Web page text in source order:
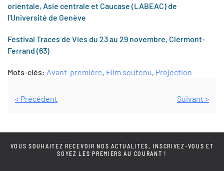
orientale, Asie centrale et Caucase (LABEAC) de
l'Université de Genève
Festival Traces de Vies du 23 au 29 novembre, Clermont-
Ferrand (63)
Mots-clés: Avant-première, Film soutenu, Projection
< Précédent Suivant >
VOUS SOUHAITEZ RECEVOIR NOS ACTUALITÉS, INSCRIVEZ-VOUS ET
SOYEZ LES PREMIERS AU COURANT !